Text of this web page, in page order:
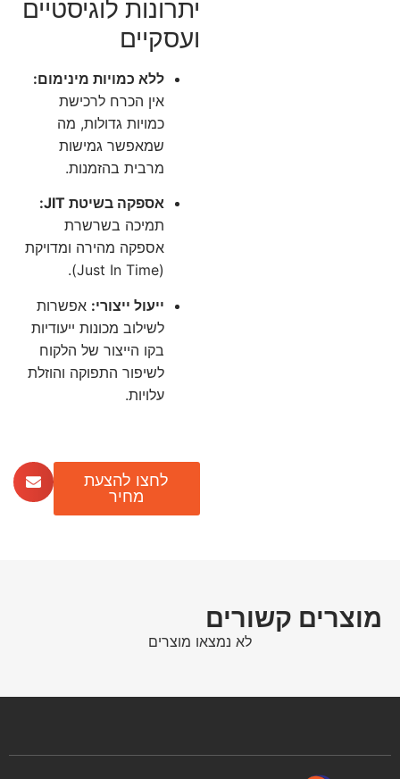
יתרונות לוגיסטיים
ועסקיים
ללא כמויות מינימום:
אין הכרח לרכישת
כמויות גדולות, מה
שמאפשר גמישות
מרבית בהזמנות.
אספקה בשיטת JIT:
תמיכה בשרשרת
אספקה מהירה ומדויקת
(Just In Time).
ייעול ייצורי: אפשרות
לשילוב מכונות ייעודיות
בקו הייצור של הלקוח
לשיפור התפוקה והוזלת
עלויות.
לחצו להצעת
מחיר
מוצרים קשורים
לא נמצאו מוצרים